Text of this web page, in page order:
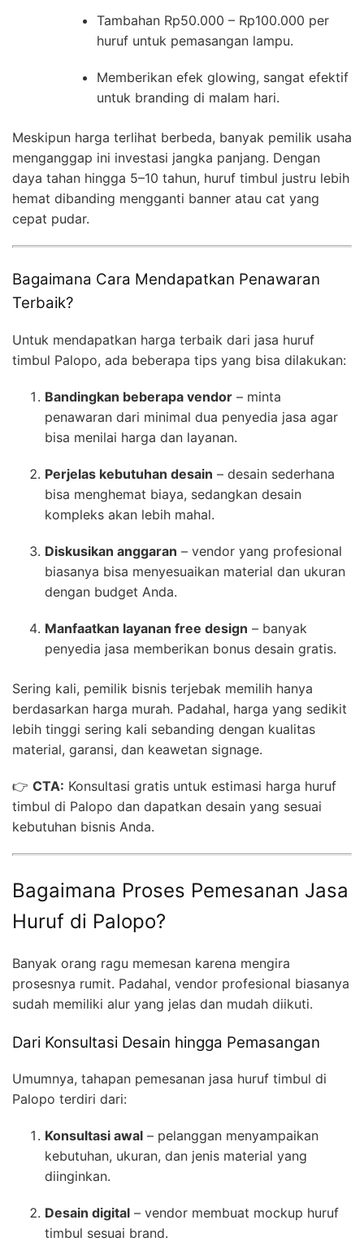
Tambahan Rp50.000 – Rp100.000 per
huruf untuk pemasangan lampu.
Memberikan efek glowing, sangat efektif
untuk branding di malam hari.
Meskipun harga terlihat berbeda, banyak pemilik usaha
menganggap ini investasi jangka panjang. Dengan
daya tahan hingga 5–10 tahun, huruf timbul justru lebih
hemat dibanding mengganti banner atau cat yang
cepat pudar.
Bagaimana Cara Mendapatkan Penawaran
Terbaik?
Untuk mendapatkan harga terbaik dari jasa huruf
timbul Palopo, ada beberapa tips yang bisa dilakukan:
Bandingkan beberapa vendor – minta
penawaran dari minimal dua penyedia jasa agar
bisa menilai harga dan layanan.
Perjelas kebutuhan desain – desain sederhana
bisa menghemat biaya, sedangkan desain
kompleks akan lebih mahal.
Diskusikan anggaran – vendor yang profesional
biasanya bisa menyesuaikan material dan ukuran
dengan budget Anda.
Manfaatkan layanan free design – banyak
penyedia jasa memberikan bonus desain gratis.
Sering kali, pemilik bisnis terjebak memilih hanya
berdasarkan harga murah. Padahal, harga yang sedikit
lebih tinggi sering kali sebanding dengan kualitas
material, garansi, dan keawetan signage.
👉 CTA: Konsultasi gratis untuk estimasi harga huruf
timbul di Palopo dan dapatkan desain yang sesuai
kebutuhan bisnis Anda.
Bagaimana Proses Pemesanan Jasa
Huruf di Palopo?
Banyak orang ragu memesan karena mengira
prosesnya rumit. Padahal, vendor profesional biasanya
sudah memiliki alur yang jelas dan mudah diikuti.
Dari Konsultasi Desain hingga Pemasangan
Umumnya, tahapan pemesanan jasa huruf timbul di
Palopo terdiri dari:
Konsultasi awal – pelanggan menyampaikan
kebutuhan, ukuran, dan jenis material yang
diinginkan.
Desain digital – vendor membuat mockup huruf
timbul sesuai brand.